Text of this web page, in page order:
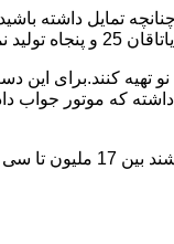
کرده است.
نو تهیه
که موتور
هزینه تعمیر